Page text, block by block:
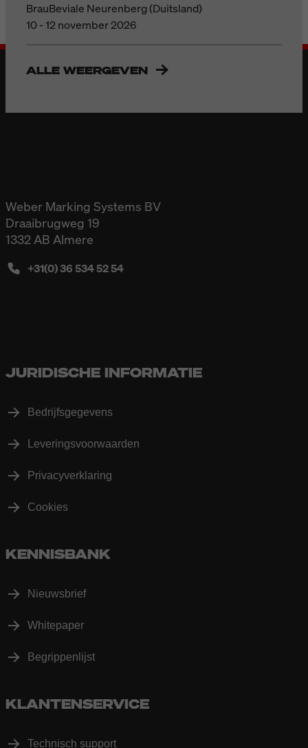
BrauBeviale Neurenberg (Duitsland)
10 - 12 november 2026
ALLE WEERGEVEN
Weber Marking Systems BV
Draaibrugweg 19
1332 AB Almere
+31(0) 36 534 52 54
JURIDISCHE INFORMATIE
Bedrijfsgegevens
Leveringsvoorwaarden
Privacyverklaring
Cookies
KENNISBANK
Nieuwsbrief
Whitepaper
Begrippenlijst
KLANTENSERVICE
Technisch support